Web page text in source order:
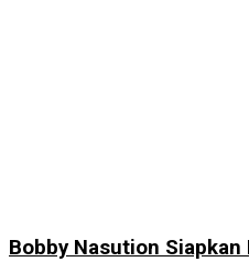
Bobby Nasution